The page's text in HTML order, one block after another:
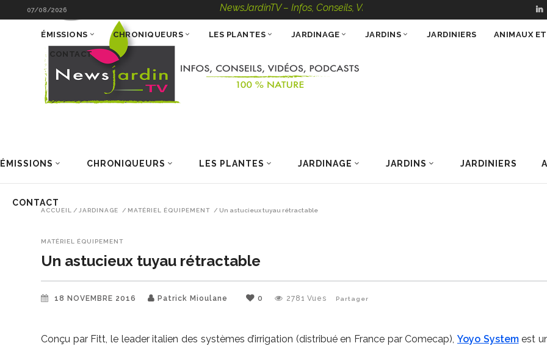
07/08/2026 NewsJardinTV – Infos, Conseils, Vidéos, Podcasts – 100 % Nature
ÉMISSIONS CHRONIQUEURS LES PLANTES JARDINAGE JARDINS JARDINIERS
CONTACT
ÉMISSIONS CHRONIQUEURS LES PLANTES JARDINAGE JARDINS JARDINIERS ANIMAUX
CONTACT
ACCUEIL / JARDINAGE / MATÉRIEL ÉQUIPEMENT / Un astucieux tuyau rétractable
MATÉRIEL ÉQUIPEMENT
Un astucieux tuyau rétractable
18 NOVEMBRE 2016 Patrick Mioulane 0 2781 Vues Partager
Conçu par Fitt, le leader italien des systèmes d’irrigation (distribué en France par Comecap), Yoyo Systemest